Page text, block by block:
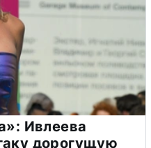
Ивлеева
дорогущую